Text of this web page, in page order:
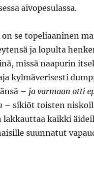
aivopesulassa.
se topeliaaninen
ja lopulta
missä naapurin
kylmäverisesti
– ja varmaan otti
– sikiöt toisten
lakkauttaa kaikki
suunnatut